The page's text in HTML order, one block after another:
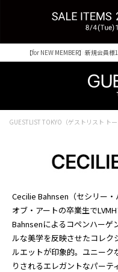
Shopping from outside
【for NEW MEMBER】新規会
GUESTLIST TOKYO（ゲストリスト ト
Cecilie Bahnsen（セシリー
オブ・アートの卒業生で
Bahnsenによるコペンハーゲ
ルな美学を反映させたコレク
ルエットが印象的。ユニーク
りされるエレガントなパーテ